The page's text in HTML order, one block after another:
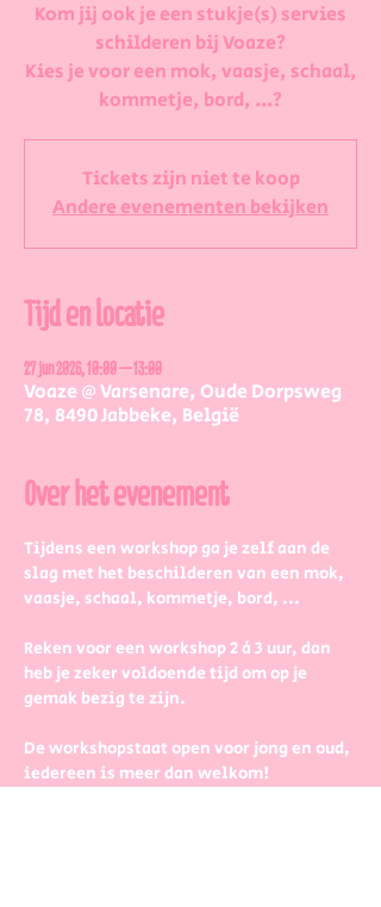
Kom jij ook je een stukje(s) servies
schilderen bij Voaze?
Kies je voor een mok, vaasje, schaal,
kommetje, bord, ...?
Tickets zijn niet te koop
Andere evenementen bekijken
Tijd en locatie
27 jun 2026, 10:00 – 13:00
Voaze @ Varsenare, Oude Dorpsweg
78, 8490 Jabbeke, België
Over het evenement
Tijdens een workshop ga je zelf aan de
slag met het beschilderen van een mok,
vaasje, schaal, kommetje, bord, ...
Reken voor een workshop 2 à 3 uur, dan
heb je zeker voldoende tijd om op je
gemak bezig te zijn.
De workshopstaat open voor jong en oud,
iedereen is meer dan welkom!